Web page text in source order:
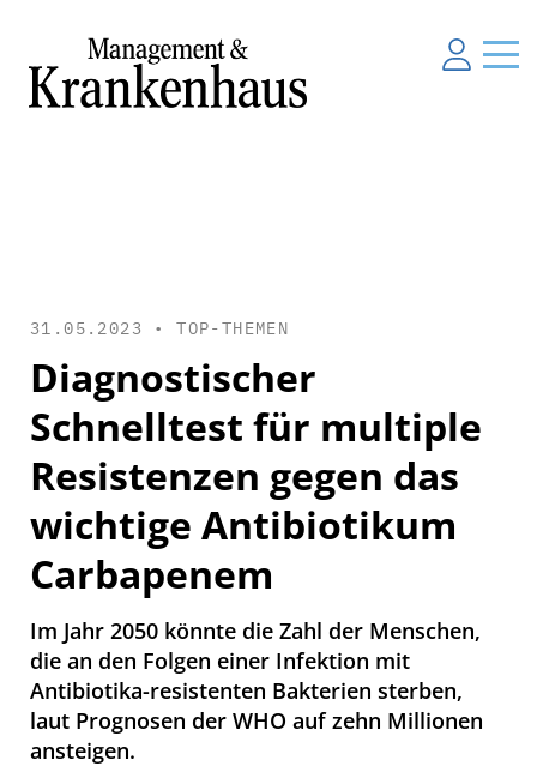
31.05.2023 •TOP-THEMEN
Diagnostischer
Schnelltest für multiple
Resistenzen gegen das
wichtige Antibiotikum
Carbapenem
Im Jahr 2050 könnte die Zahl der Menschen,
die an den Folgen einer Infektion mit
Antibiotika-resistenten Bakterien sterben,
laut Prognosen der WHO auf zehn Millionen
ansteigen.